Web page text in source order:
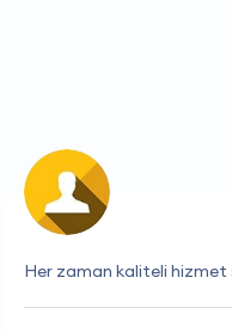
Çalışanları çok kibar ve